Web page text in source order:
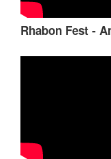
Rhabon Fest -